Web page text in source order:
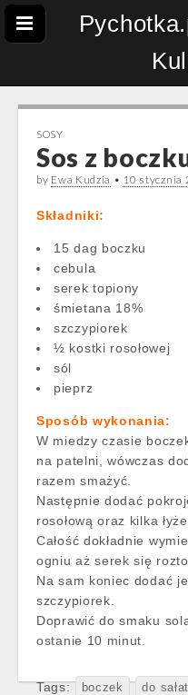
SOSY
Sos z
by Ewa Kudzia • 10 stycznia
Składniki:
15 dag boczku
cebula
serek topiony
śmietana 18%
szczypiorek
½ kostki rosołowej
sól
pieprz
Sposób wykonania:
W miedzy czasie
na patelni, wówczas
razem smażyć.
Następnie dodać
rosołową oraz kilka
Całość dokładnie
ogniu aż serek się
Na sam koniec dodać
szczypiorek.
Doprawić do smaku
ostanie 10 minut.
Tags: boczek do